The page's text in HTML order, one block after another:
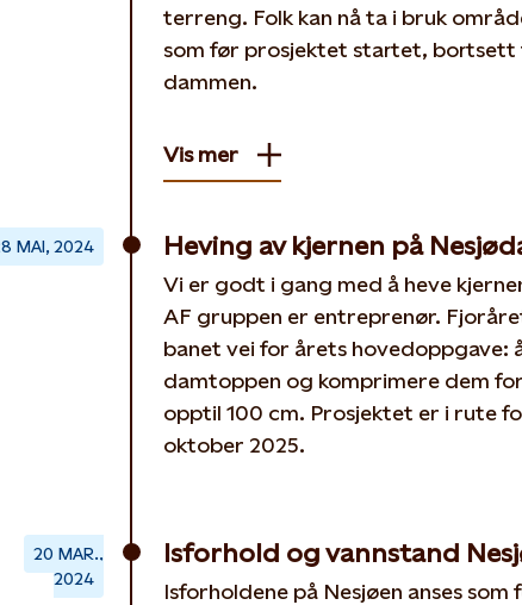
terreng. Folk kan nå ta i bruk
som før prosjektet startet, bortsett
dammen.
Vis mer
MAI, 2024 Heving av kjernen på
Vi er godt i gang med å heve
AF gruppen er entreprenør.
banet vei for årets hovedoppgave:
damtoppen og komprimere dem
opptil 100 cm. Prosjektet er i rute
oktober 2025.
20 MAR.,
2024
Isforhold og vannstand
Isforholdene på Nesjøen anses som